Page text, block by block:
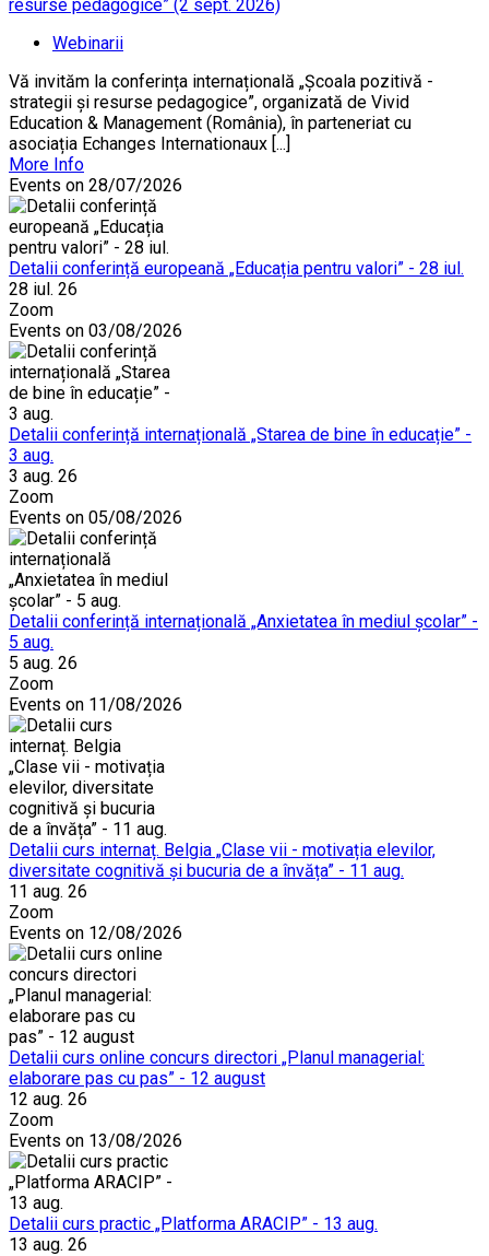
resurse pedagogice” (2 sept. 2026)
Webinarii
Vă invităm la conferința internațională „Școala pozitivă -
strategii și resurse pedagogice”, organizată de Vivid
Education & Management (România), în parteneriat cu
asociația Echanges Internationaux [...]
More Info
Events on 28/07/2026
Detalii conferință europeană „Educația pentru valori” - 28 iul.
28 iul. 26
Zoom
Events on 03/08/2026
Detalii conferință internațională „Starea de bine în educație” -
3 aug.
3 aug. 26
Zoom
Events on 05/08/2026
Detalii conferință internațională „Anxietatea în mediul școlar” -
5 aug.
5 aug. 26
Zoom
Events on 11/08/2026
Detalii curs internaț. Belgia „Clase vii - motivația elevilor,
diversitate cognitivă și bucuria de a învăța” - 11 aug.
11 aug. 26
Zoom
Events on 12/08/2026
Detalii curs online concurs directori „Planul managerial:
elaborare pas cu pas” - 12 august
12 aug. 26
Zoom
Events on 13/08/2026
Detalii curs practic „Platforma ARACIP” - 13 aug.
13 aug. 26